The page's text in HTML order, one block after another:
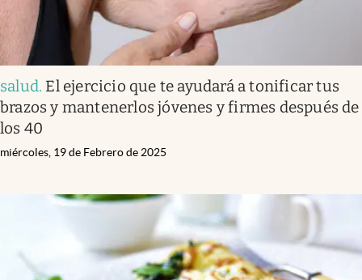
salud. El ejercicio que te ayudará a tonificar tus
brazos y mantenerlos jóvenes y firmes después de
los 40
miércoles, 19 de Febrero de 2025